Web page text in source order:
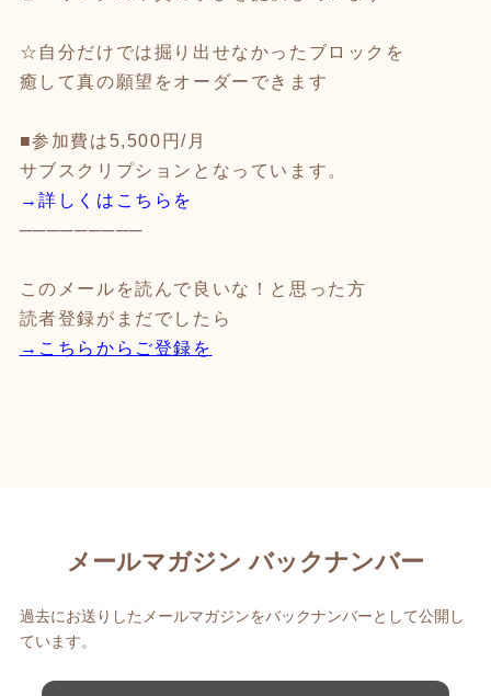
☆自分だけでは掘り出せなかったブロックを
癒して真の願望をオーダーできます
■参加費は5,500円/月
サブスクリプションとなっています。
→詳しくはこちらを
─────────
このメールを読んで良いな！と思った方
読者登録がまだでしたら
→こちらからご登録を
メールマガジン バックナンバー
過去にお送りしたメールマガジンをバックナンバーとして公開し
ています。